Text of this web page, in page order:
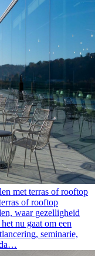
met terras of rooftop
of rooftop
waar gezelligheid
nu gaat om een
seminarie,